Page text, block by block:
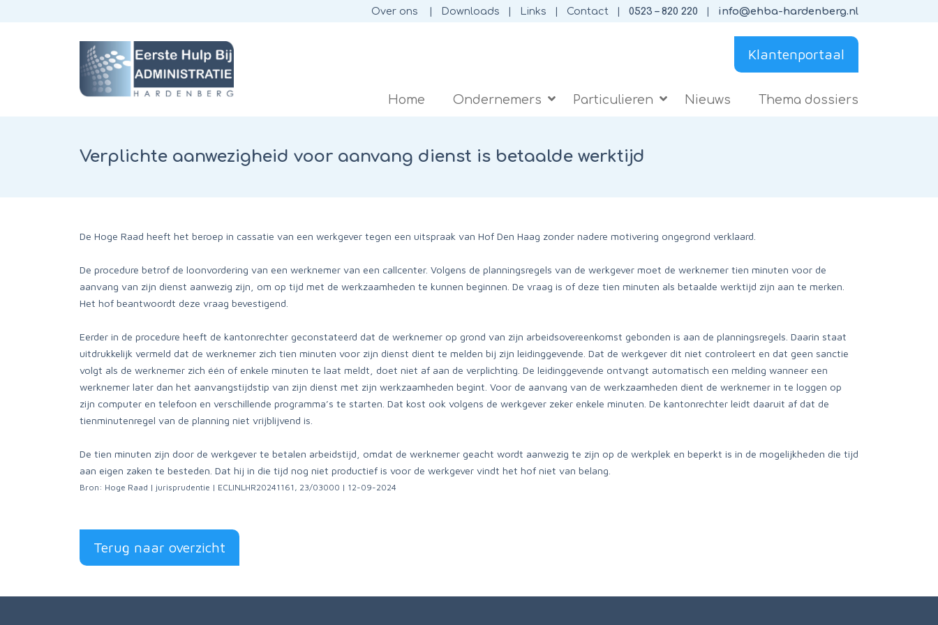
Over ons Downloads Links Contact 0523 – 820 220 info@ehba-hardenberg.nl
Klantenportaal
Home Ondernemers Particulieren Nieuws Thema dossiers
Verplichte aanwezigheid voor aanvang dienst is betaalde werktijd
De Hoge Raad heeft het beroep in cassatie van een werkgever tegen een uitspraak van Hof Den Haag zonder nadere motivering ongegrond verklaard.
De procedure betrof de loonvordering van een werknemer van een callcenter. Volgens de planningsregels van de werkgever moet de werknemer tien minuten voor de
aanvang van zijn dienst aanwezig zijn, om op tijd met de werkzaamheden te kunnen beginnen. De vraag is of deze tien minuten als betaalde werktijd zijn aan te merken.
Het hof beantwoordt deze vraag bevestigend.
Eerder in de procedure heeft de kantonrechter geconstateerd dat de werknemer op grond van zijn arbeidsovereenkomst gebonden is aan de planningsregels. Daarin staat
uitdrukkelijk vermeld dat de werknemer zich tien minuten voor zijn dienst dient te melden bij zijn leidinggevende. Dat de werkgever dit niet controleert en dat geen sanctie
volgt als de werknemer zich één of enkele minuten te laat meldt, doet niet af aan de verplichting. De leidinggevende ontvangt automatisch een melding wanneer een
werknemer later dan het aanvangstijdstip van zijn dienst met zijn werkzaamheden begint. Voor de aanvang van de werkzaamheden dient de werknemer in te loggen op
zijn computer en telefoon en verschillende programma’s te starten. Dat kost ook volgens de werkgever zeker enkele minuten. De kantonrechter leidt daaruit af dat de
tienminutenregel van de planning niet vrijblijvend is.
De tien minuten zijn door de werkgever te betalen arbeidstijd, omdat de werknemer geacht wordt aanwezig te zijn op de werkplek en beperkt is in de mogelijkheden die tijd
aan eigen zaken te besteden. Dat hij in die tijd nog niet productief is voor de werkgever vindt het hof niet van belang.
Bron: Hoge Raad | jurisprudentie | ECLINLHR20241161, 23/03000 | 12-09-2024
Terug naar overzicht